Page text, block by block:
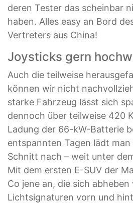
deren Tester das scheinbar
haben. Alles easy an Bord
Vertreters aus China!
Joysticks gern
Auch die teilweise
können wir nicht
starke Fahrzeug lässt sich
dennoch über teilweise 420
Ladung der 66-kW-Batterie
entspannten Tagen lädt man
Schnitt nach – weit unter
Mit dem ersten E-SUV der
Co jene an, die sich abheben
Lichtsignaturen vorn und